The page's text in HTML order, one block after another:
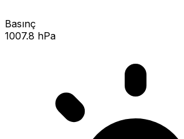
Basınç
1007.8 hPa